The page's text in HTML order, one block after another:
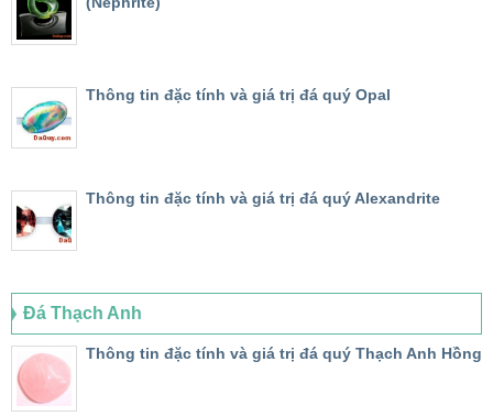
Thông tin đặc tính và giá trị đá quý Opal
Thông tin đặc tính và giá trị đá quý Alexandrite
Đá Thạch Anh
Thông tin đặc tính và giá trị đá quý Thạch Anh Hồng